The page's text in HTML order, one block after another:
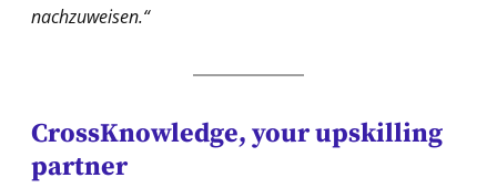
nachzuweisen.“
CrossKnowledge, your upskilling
partner